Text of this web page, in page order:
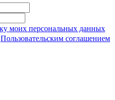
моих персональных данных
Пользовательским соглашением